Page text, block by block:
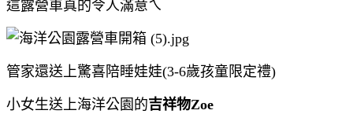
這露營車真的令人滿意ㄟ
管家還送上驚喜陪睡娃娃(3-6歲孩童限定禮)
小女生送上海洋公園的吉祥物Zoe